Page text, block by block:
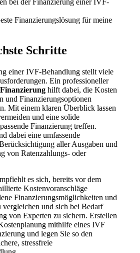
bei der Finanzierung einer IVF-
Finanzierungslösung für meine
Schritte
einer IVF-Behandlung stellt viele
Ein professioneller
hilft dabei, die Kosten
und Finanzierungsoptionen
Mit einem klaren Überblick lassen
und eine solide
Finanzierung treffen.
dabei eine umfassende
aller Ausgaben und
von Ratenzahlungs- oder
es sich, bereits vor dem
Kostenvoranschläge
Finanzierungsmöglichkeiten und
und sich bei Bedarf
von Experten zu sichern. Erstellen
mithilfe eines IVF
und legen Sie so den
stressfreie